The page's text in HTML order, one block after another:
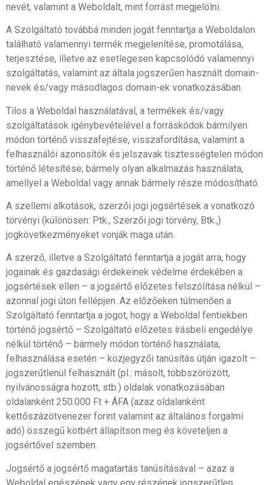
nevét, valamint a Weboldalt, mint forrást megjelölni.
A Szolgáltató továbbá minden jogát fenntartja a Weboldalon
található valamennyi termék megjelenítése, promotálása,
terjesztése, illetve az esetlegesen kapcsolódó valamennyi
szolgáltatás, valamint az általa jogszerűen használt domain-
nevek és/vagy másodlagos domain-ek vonatkozásában.
Tilos a Weboldal használatával, a termékek és/vagy
szolgáltatások igénybevételével a forráskódok bármilyen
módon történő visszafejtése, visszafordítása, valamint a
felhasználói azonosítók és jelszavak tisztességtelen módon
történő létesítése; bármely olyan alkalmazás használata,
amellyel a Weboldal vagy annak bármely része módosítható.
A szellemi alkotások, szerzői jogi jogsértések a vonatkozó
törvényi (különösen: Ptk., Szerzői jogi törvény, Btk.,)
jogkövetkezményeket vonják maga után.
A szerző, illetve a Szolgáltató fenntartja a jogát arra, hogy
jogainak és gazdasági érdekeinek védelme érdekében a
jogsértések ellen – a jogsértő előzetes felszólítása nélkül –
azonnal jogi úton fellépjen. Az előzőeken túlmenően a
Szolgáltató fenntartja a jogot, hogy a Weboldal fentiekben
történő jogsértő – Szolgáltató előzetes írásbeli engedélye
nélkül történő – bármely módon történő használata,
felhasználása esetén – közjegyzői tanúsítás útján igazolt –
jogszerűtlenül felhasznált (pl.: másolt, többszörözött,
nyilvánosságra hozott, stb.) oldalak vonatkozásában
oldalanként 250.000 Ft + ÁFA (azaz oldalanként
kettőszázötvenezer forint valamint az általános forgalmi
adó) összegű kötbért állapítson meg és követeljen a
jogsértővel szemben.
Jogsértő a jogsértő magatartás tanúsításával – azaz a